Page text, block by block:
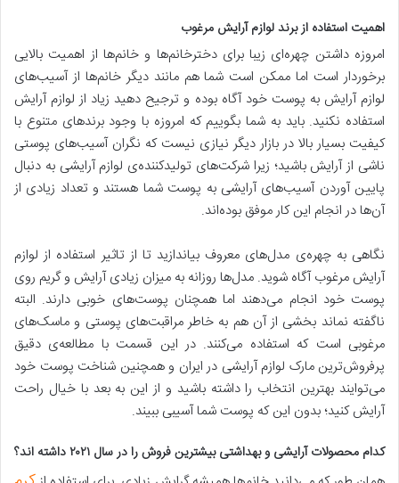
اهمیت استفاده از برند لوازم آرایش مرغوب
امروزه داشتن چهره‌ای زیبا برای دختر‌خانم‌ها و خانم‌ها از اهمیت بالایی
برخوردار است اما ممکن است شما هم مانند دیگر خانم‌ها از آسیب‌های
لوازم آرایش به پوست خود آگاه بوده و ترجیح دهید زیاد از لوازم آرایش
استفاده نکنید. باید به شما بگوییم که امروزه با وجود برند‌های متنوع با
کیفیت بسیار بالا در بازار دیگر نیازی نیست که نگران آسیب‌های پوستی
ناشی از آرایش باشید؛ زیرا شرکت‌های تولید‌کننده‌ی لوازم آرایشی به دنبال
پایین آوردن آسیب‌های آرایشی به پوست شما هستند و تعداد زیادی از
آن‌ها در انجام این کار موفق بوده‌اند.
نگاهی به چهره‌ی مدل‌های معروف بیاندازید تا از تاثیر استفاده از لوازم
آرایش مرغوب آگاه شوید. مدل‌ها روزانه به میزان زیادی آرایش و گریم روی
پوست خود انجام می‌دهند اما همچنان پوست‌های خوبی دارند. البته
ناگفته نماند بخشی از آن هم به خاطر مراقبت‌های پوستی و ماسک‌های
مرغوبی است که استفاده می‌کنند. در این قسمت با مطالعه‌ی دقیق
پرفروش‌ترین مارک لوازم آرایشی در ایران و همچنین شناخت پوست خود
می‌توایند بهترین انتخاب را داشته باشید و از این به بعد با خیال راحت
آرایش کنید؛ بدون این که پوست شما آسیبی ببیند.
کدام محصولات آرایشی و بهداشتی بیشترین فروش را در سال ۲۰۲۱داشته اند؟